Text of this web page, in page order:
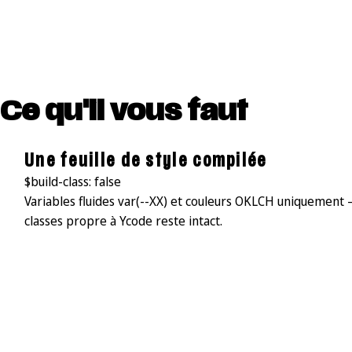
Ce qu'il vous faut
Une feuille de style compilée
$build-class: false
Variables fluides var(--XX) et couleurs OKLCH
classes propre à Ycode reste intact.